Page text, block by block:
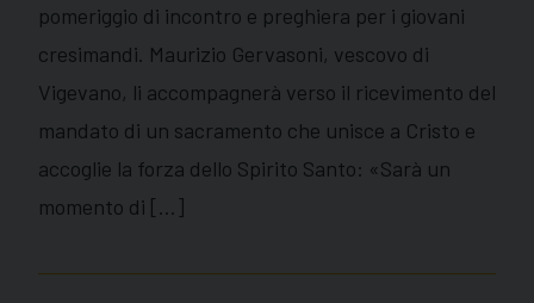
pomeriggio di incontro e preghiera per i giovani
cresimandi. Maurizio Gervasoni, vescovo di
Vigevano, li accompagnerà verso il ricevimento del
mandato di un sacramento che unisce a Cristo e
accoglie la forza dello Spirito Santo: «Sarà un
momento di […]